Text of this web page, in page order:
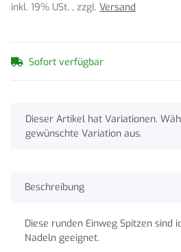
inkl. 19% USt. , zzgl. Versand
Sofort verfügbar
x
Dieser Artikel hat Variationen.
gewünschte Variation aus.
Beschreibung
Diese runden Einweg Spitzen sind
Nadeln geeignet.